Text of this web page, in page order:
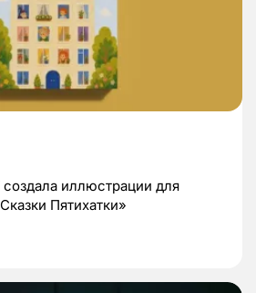
иллюстрации для
Пятихатки»